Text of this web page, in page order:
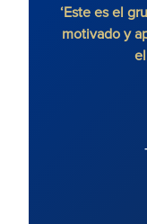
‘Este es el
motivado y